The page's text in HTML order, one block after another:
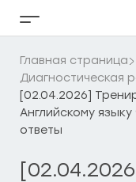
Кнопка
бокового
меню
Главная страница
Диагностическая
[02.04.2026]
Английскому
ответы